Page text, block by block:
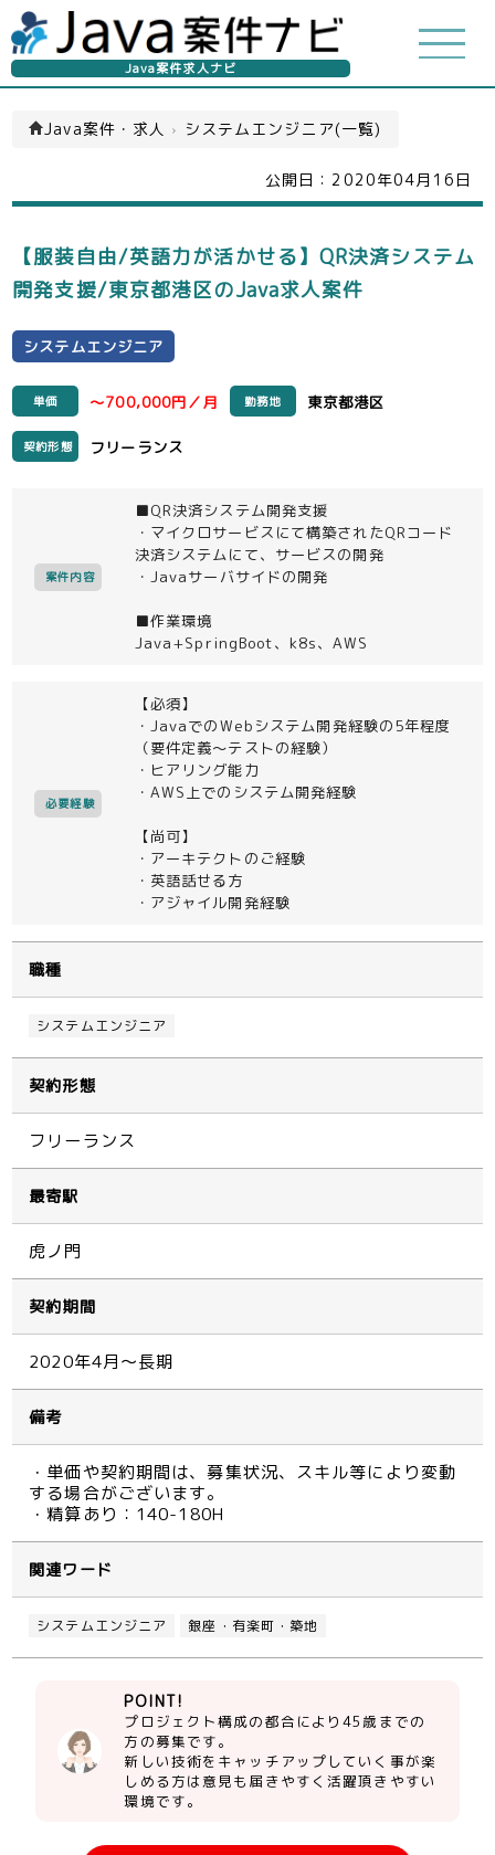
Java案件求人ナビ
Java案件・求人 › システムエンジニア(一覧)
公開日： 2020年04月16日
【服装自由/英語力が活かせる】QR決済システム
開発支援/東京都港区のJava求人案件
システムエンジニア
単価 ～700,000円／月 勤務地 東京都港区
契約形態 フリーランス
案件内容
■QR決済システム開発支援
・マイクロサービスにて構築されたQRコード
決済システムにて、サービスの開発
・Javaサーバサイドの開発
■作業環境
Java+SpringBoot、k8s、AWS
必要経験
【必須】
・JavaでのWebシステム開発経験の5年程度
（要件定義～テストの経験）
・ヒアリング能力
・AWS上でのシステム開発経験
【尚可】
・アーキテクトのご経験
・英語話せる方
・アジャイル開発経験
職種
システムエンジニア
契約形態
フリーランス
最寄駅
虎ノ門
契約期間
2020年4月～長期
備考
・単価や契約期間は、募集状況、スキル等により変動
する場合がございます。
・精算あり：140-180H
関連ワード
システムエンジニア 銀座・有楽町・築地
POINT!
プロジェクト構成の都合により45歳までの
方の募集です。
新しい技術をキャッチアップしていく事が楽
しめる方は意見も届きやすく活躍頂きやすい
環境です。